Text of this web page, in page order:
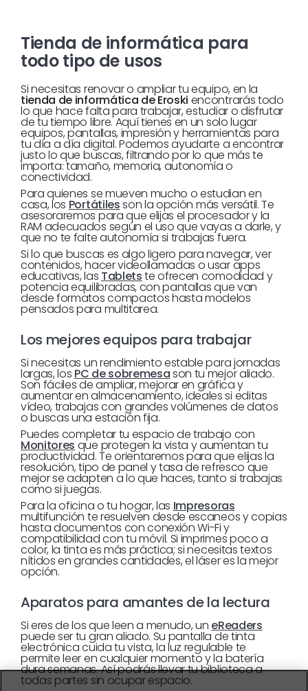
Tienda de informática para
todo tipo de usos
Si necesitas renovar o ampliar tu equipo, en la
tienda de informática de Eroski encontrarás todo
lo que hace falta para trabajar, estudiar o disfrutar
de tu tiempo libre. Aquí tienes en un solo lugar
equipos, pantallas, impresión y herramientas para
tu día a día digital. Podemos ayudarte a encontrar
justo lo que buscas, filtrando por lo que más te
importa: tamaño, memoria, autonomía o
conectividad.
Para quienes se mueven mucho o estudian en
casa, los Portátilesson la opción más versátil. Te
asesoraremos para que elijas el procesador y la
RAM adecuados según el uso que vayas a darle, y
que no te falte autonomía si trabajas fuera.
Si lo que buscas es algo ligero para navegar, ver
contenidos, hacer videollamadas o usar apps
educativas, las Tabletste ofrecen comodidad y
potencia equilibradas, con pantallas que van
desde formatos compactos hasta modelos
pensados para multitarea.
Los mejores equipos para trabajar
Si necesitas un rendimiento estable para jornadas
largas, los PC de sobremesason tu mejor aliado.
Son fáciles de ampliar, mejorar en gráfica y
aumentar en almacenamiento, ideales si editas
vídeo, trabajas con grandes volúmenes de datos
o buscas una estación fija.
Puedes completar tu espacio de trabajo con
Monitores que protegen la vista y aumentan tu
productividad. Te orientaremos para que elijas la
resolución, tipo de panel y tasa de refresco que
mejor se adapten a lo que haces, tanto si trabajas
como si juegas.
Para la oficina o tu hogar, las Impresoras
multifunción te resuelven desde escaneos y copias
hasta documentos con conexión Wi-Fi y
compatibilidad con tu móvil. Si imprimes poco a
color, la tinta es más práctica; si necesitas textos
nítidos en grandes cantidades, el láser es la mejor
opción.
Aparatos para amantes de la lectura
Si eres de los que leen a menudo, un eReaders
puede ser tu gran aliado. Su pantalla de tinta
electrónica cuida tu vista, la luz regulable te
permite leer en cualquier momento y la batería
dura semanas. Así podrás llevar tu biblioteca a
todas partes sin ocupar espacio.